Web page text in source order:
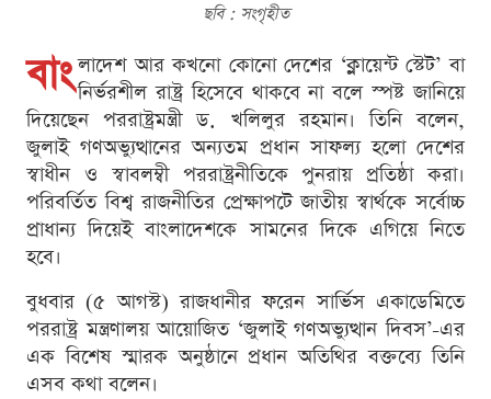
ছবি : সংগৃহীত
বাং লাদেশ আর কখনো কোনো দেশের ‘ক্লায়েন্ট স্টেট’ বা
নির্ভরশীল রাষ্ট্র হিসেবে থাকবে না বলে স্পষ্ট জানিয়ে
দিয়েছেন পররাষ্ট্রমন্ত্রী ড. খলিলুর রহমান। তিনি বলেন,
জুলাই গণঅভ্যুত্থানের অন্যতম প্রধান সাফল্য হলো দেশের
স্বাধীন ও স্বাবলম্বী পররাষ্ট্রনীতিকে পুনরায় প্রতিষ্ঠা করা।
পরিবর্তিত বিশ্ব রাজনীতির প্রেক্ষাপটে জাতীয় স্বার্থকে সর্বোচ্চ
প্রাধান্য দিয়েই বাংলাদেশকে সামনের দিকে এগিয়ে নিতে
হবে।
বুধবার (৫ আগস্ট) রাজধানীর ফরেন সার্ভিস একাডেমিতে
পররাষ্ট্র মন্ত্রণালয় আয়োজিত ‘জুলাই গণঅভ্যুত্থান দিবস’-এর
এক বিশেষ স্মারক অনুষ্ঠানে প্রধান অতিথির বক্তব্যে তিনি
এসব কথা বলেন।